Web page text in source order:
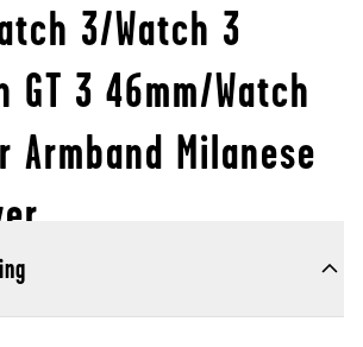
3/Watch 3
GT 3 46mm/Watch
Armband Milanese